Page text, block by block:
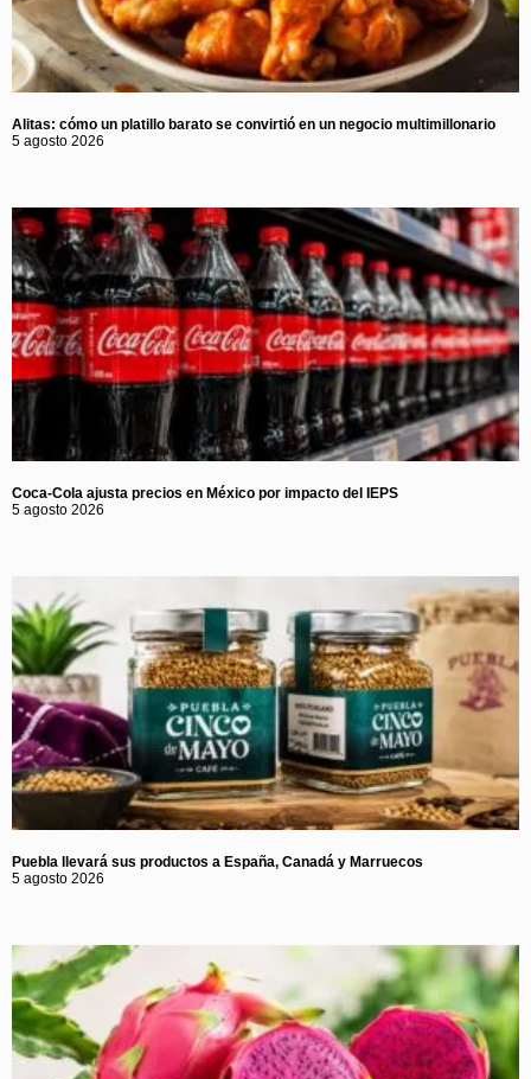
Alitas: cómo un platillo barato se convirtió en un negocio multimillonario
5 agosto 2026
Coca-Cola ajusta precios en México por impacto del IEPS
5 agosto 2026
Puebla llevará sus productos a España, Canadá y Marruecos
5 agosto 2026